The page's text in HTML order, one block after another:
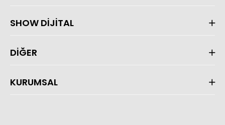
SHOW DİJİTAL
DİĞER
KURUMSAL